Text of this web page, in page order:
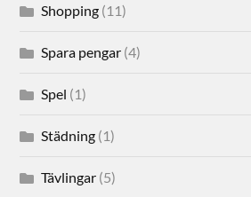
Shopping (11)
Spara pengar (4)
Spel (1)
Städning (1)
Tävlingar (5)